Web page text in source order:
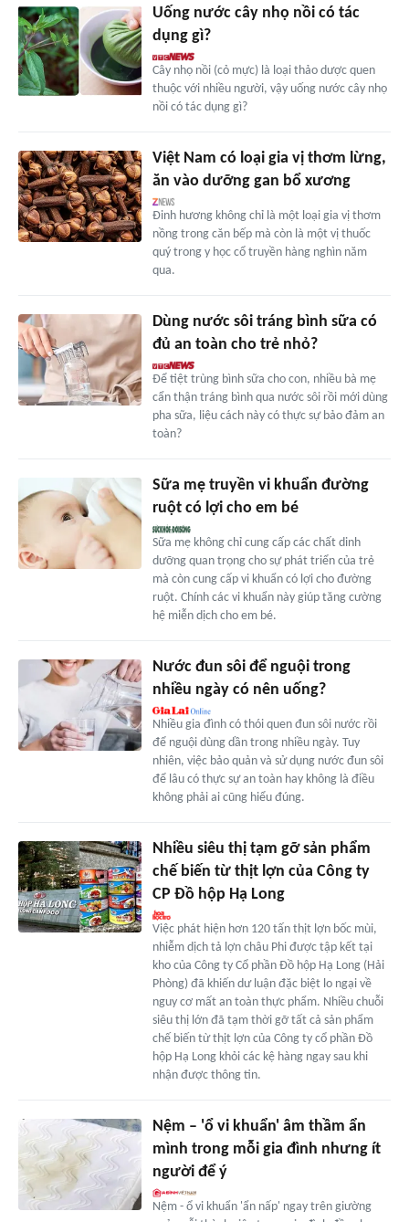
Uống nước cây nhọ nồi có tác
dụng gì?
Cây nhọ nồi (cỏ mực) là loại thảo dược quen
thuộc với nhiều người, vậy uống nước cây nhọ
nồi có tác dụng gì?
Việt Nam có loại gia vị thơm lừng,
ăn vào dưỡng gan bổ xương
Đinh hương không chỉ là một loại gia vị thơm
nồng trong căn bếp mà còn là một vị thuốc
quý trong y học cổ truyền hàng nghìn năm
qua.
Dùng nước sôi tráng bình sữa có
đủ an toàn cho trẻ nhỏ?
Để tiệt trùng bình sữa cho con, nhiều bà mẹ
cẩn thận tráng bình qua nước sôi rồi mới dùng
pha sữa, liệu cách này có thực sự bảo đảm an
toàn?
Sữa mẹ truyền vi khuẩn đường
ruột có lợi cho em bé
Sữa mẹ không chỉ cung cấp các chất dinh
dưỡng quan trọng cho sự phát triển của trẻ
mà còn cung cấp vi khuẩn có lợi cho đường
ruột. Chính các vi khuẩn này giúp tăng cường
hệ miễn dịch cho em bé.
Nước đun sôi để nguội trong
nhiều ngày có nên uống?
Nhiều gia đình có thói quen đun sôi nước rồi
để nguội dùng dần trong nhiều ngày. Tuy
nhiên, việc bảo quản và sử dụng nước đun sôi
để lâu có thực sự an toàn hay không là điều
không phải ai cũng hiểu đúng.
Nhiều siêu thị tạm gỡ sản phẩm
chế biến từ thịt lợn của Công ty
CP Đồ hộp Hạ Long
Việc phát hiện hơn 120 tấn thịt lợn bốc mùi,
nhiễm dịch tả lợn châu Phi được tập kết tại
kho của Công ty Cổ phần Đồ hộp Hạ Long (Hải
Phòng) đã khiến dư luận đặc biệt lo ngại về
nguy cơ mất an toàn thực phẩm. Nhiều chuỗi
siêu thị lớn đã tạm thời gỡ tất cả sản phẩm
chế biến từ thịt lợn của Công ty cổ phần Đồ
hộp Hạ Long khỏi các kệ hàng ngay sau khi
nhận được thông tin.
Nệm – 'ổ vi khuẩn' âm thầm ẩn
mình trong mỗi gia đình nhưng ít
người để ý
Nệm - ổ vi khuẩn 'ẩn nấp' ngay trên giường